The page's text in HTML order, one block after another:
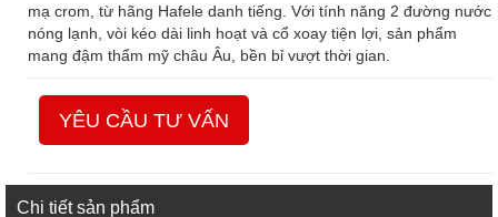
mạ crom, từ hãng Hafele danh tiếng. Với tính năng 2 đường nước
nóng lạnh, vòi kéo dài linh hoạt và cổ xoay tiện lợi, sản phẩm
mang đậm thẩm mỹ châu Âu, bền bỉ vượt thời gian.
YÊU CẦU TƯ VẤN
Chi tiết sản phẩm